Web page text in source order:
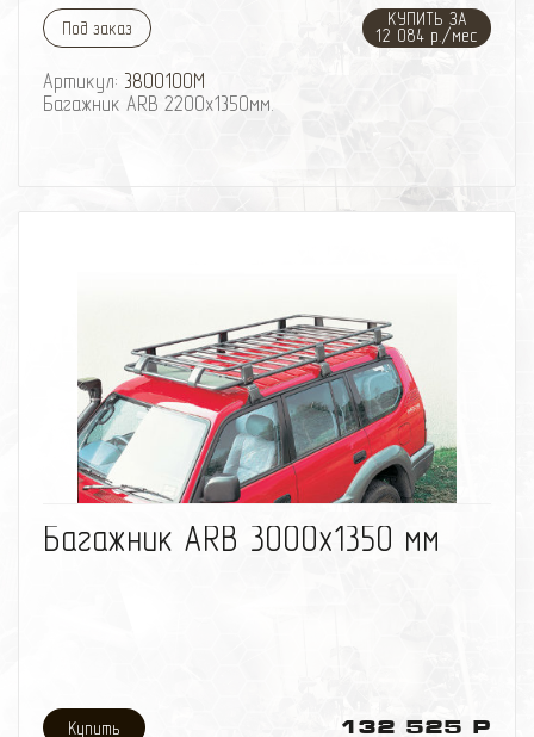
Под заказ
КУПИТЬ ЗА
12 084 р./мес
Артикул: 3800100M
Багажник ARB 2200х1350мм.
Багажник ARB 3000х1350 мм
132 525 Р